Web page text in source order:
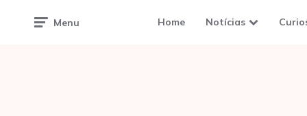
Menu Home Notícias